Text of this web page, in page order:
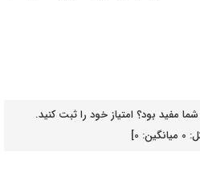
مفید بود؟ امتیاز خود را ثبت کنید.
0میانگین: 0
]